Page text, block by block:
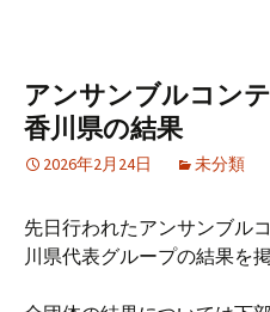
アンサンブルコン
香川県の結果
2026年2月24日 未分類
先日行われたアンサンブル
川県代表グループの結果を